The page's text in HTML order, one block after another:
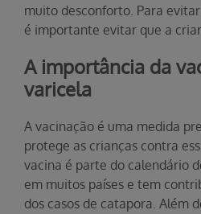
muito desconforto. Para
é importante evitar que a
A importância da
varicela
A vacinação é uma medida
protege as crianças contra
vacina é parte do calendário
em muitos países e tem
dos casos de catapora. Além